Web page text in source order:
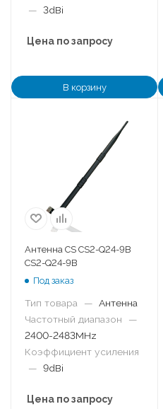
— 3dBi
Цена по запросу
В корзину
Антенна CS CS2-Q24-9B
CS2-Q24-9B
Под заказ
Тип товара — Антенна
Частотный диапазон
—
2400-2483MHz
Коэффициент усиления
— 9dBi
Цена по запросу